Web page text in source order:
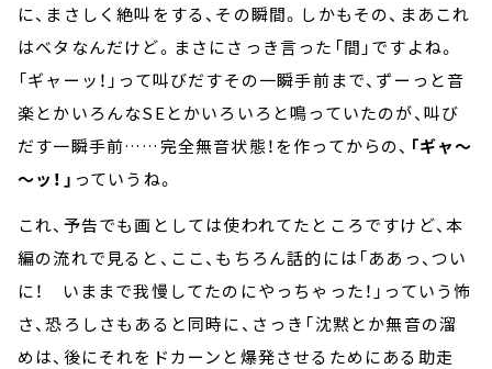
に、まさしく絶叫をする、その瞬間。しかもその、まあこれ
はベタなんだけど。まさにさっき言った「間」ですよね。
「ギャーッ！」って叫びだすその一瞬手前まで、ずーっと音
楽とかいろんなSEとかいろいろと鳴っていたのが、叫び
だす一瞬手前……完全無音状態！を作ってからの、 「ギャ～
～ッ！」 っていうね。
これ、予告でも画としては使われてたところですけど、本
編の流れで見ると、ここ、もちろん話的には「ああっ、つい
に！ いままで我慢してたのにやっちゃった！」っていう怖
さ、恐ろしさもあると同時に、さっき「沈黙とか無音の溜
めは、後にそれをドカーンと爆発させるためにある助走